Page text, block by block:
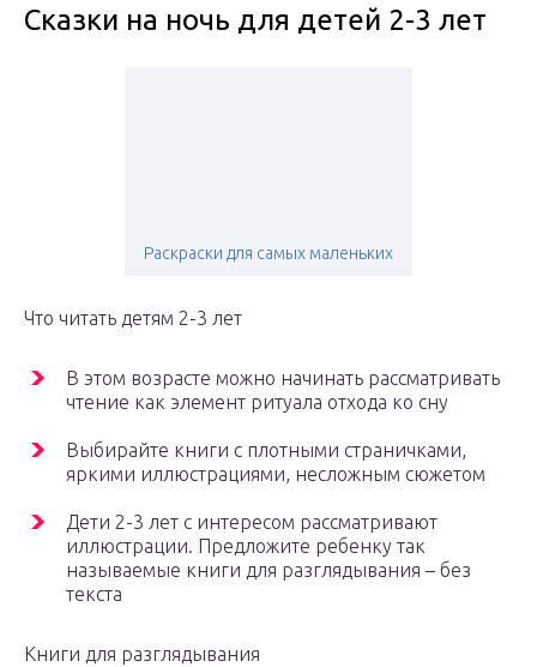
Сказки на ночь для детей 2-3 лет
Раскраски для самых маленьких
Что читать детям 2-3 лет
В этом возрасте можно начинать рассматривать
чтение как элемент ритуала отхода ко сну
Выбирайте книги с плотными страничками,
яркими иллюстрациями, несложным сюжетом
Дети 2-3 лет с интересом рассматривают
иллюстрации. Предложите ребенку так
называемые книги для разглядывания – без
текста
Книги для разглядывания